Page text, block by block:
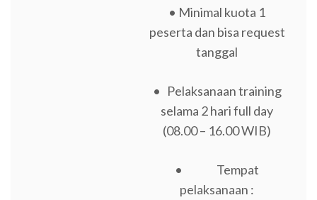
• Minimal kuota 1
peserta dan bisa request
tanggal
• Pelaksanaan training
selama 2 hari full day
(08.00 – 16.00 WIB)
• Tempat
pelaksanaan :